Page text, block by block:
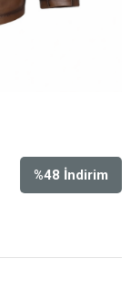
%48 İndirim